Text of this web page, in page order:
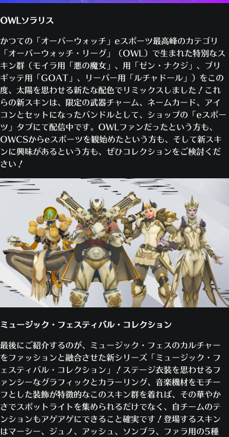
OWLソラリス
かつての「オーバーウォッチ」eスポーツ最高峰のカテゴリ
「オーバーウォッチ・リーグ」（OWL）で生まれた特別なス
キン群（モイラ用「悪の魔女」、用「ゼン・ナクジ」、ブリ
ギッテ用「GOAT」、リーパー用「ルチャドール」）をこの
度、太陽を思わせる新たな配色でリミックスしました！これ
らの新スキンは、限定の武器チャーム、ネームカード、アイ
コンとセットになったバンドルとして、ショップの「eスポー
ツ」タブにて配信中です。OWLファンだったという方も、
OWCSからeスポーツを観始めたという方も、そして新スキ
ンに興味があるという方も、ぜひコレクションをご検討くだ
さい！
ミュージック・フェスティバル・コレクション
最後にご紹介するのが、ミュージック・フェスのカルチャー
をファッションと融合させた新シリーズ「ミュージック・フ
ェスティバル・コレクション」！ステージ衣装を思わせるフ
ァンシーなグラフィックとカラーリング、音楽機材をモチー
フとした装飾が特徴的なこのスキン群を着れば、その華やか
さでスポットライトを集められるだけでなく、自チームのテ
ンションもアゲアゲにできること確実です！登場するスキン
はマーシー、ジュノ、アッシュ、ソンブラ、ファラ用の5種